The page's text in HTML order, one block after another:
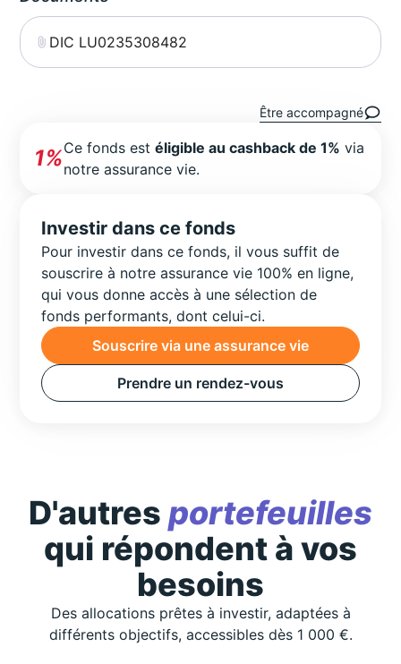
DIC LU0235308482
Être accompagné
1%Ce fonds estéligible au cashback de 1% via
notre assurance vie.
Investir dans ce fonds
Pour investir dans ce fonds, il vous suffit de
souscrire à notre assurance vie 100% en ligne,
qui vous donne accès à une sélection de
fonds performants, dont celui-ci.
Souscrire via une assurance vie
Prendre un rendez-vous
D'autres portefeuilles
qui répondent à vos
besoins
Des allocations prêtes à investir, adaptées à
différents objectifs, accessibles dès 1 000 €.